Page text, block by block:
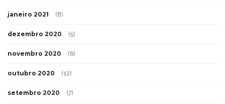
janeiro 2021 (8)
dezembro 2020 (5)
novembro 2020 (6)
outubro 2020 (12)
setembro 2020 (7)